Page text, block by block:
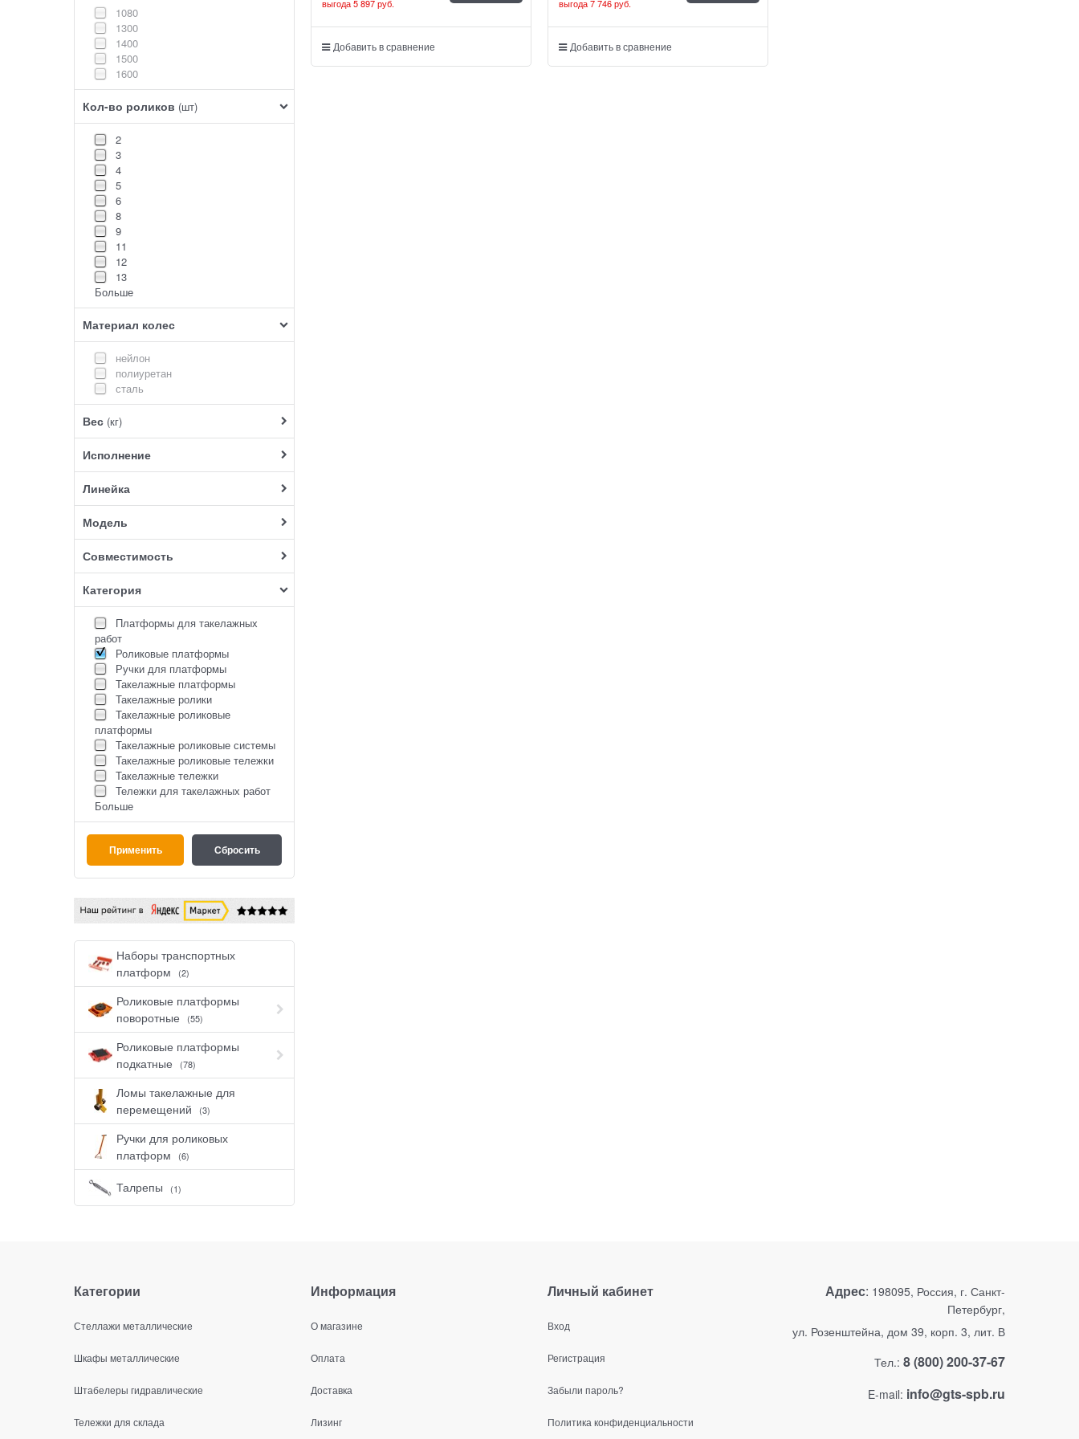
Наборы транспортных
платформ
(2)
Роликовые платформы
поворотные
(55)
Роликовые платформы
подкатные
(78)
Ломы такелажные для
перемещений
(3)
Ручки для роликовых
платформ
(6)
Талрепы (1)
1080
1300
1400
1500
1600
Кол-во роликов (шт)
2
3
4
5
6
8
9
11
12
13
Больше
Материал колес
нейлон
полиуретан
сталь
Вес (кг)
Исполнение
Линейка
Модель
Совместимость
Категория
Платформы для такелажных
работ
Роликовые платформы
Ручки для платформы
Такелажные платформы
Такелажные ролики
Такелажные роликовые
платформы
Такелажные роликовые системы
Такелажные роликовые тележки
Такелажные тележки
Тележки для такелажных работ
Больше
выгода5 897 руб.
Добавить в сравнение
выгода7 746 руб.
Добавить в сравнение
Категории
Стеллажи металлические
Шкафы металлические
Штабелеры гидравлические
Тележки для склада
Информация
О магазине
Оплата
Доставка
Лизинг
Личный кабинет
Вход
Регистрация
Забыли пароль?
Политика конфиденциальности
Адрес: 198095, Россия, г. Санкт-
Петербург,
ул. Розенштейна, дом 39, корп. 3, лит. В
Тел.: 8 (800) 200-37-67
E-mail: info@gts-spb.ru